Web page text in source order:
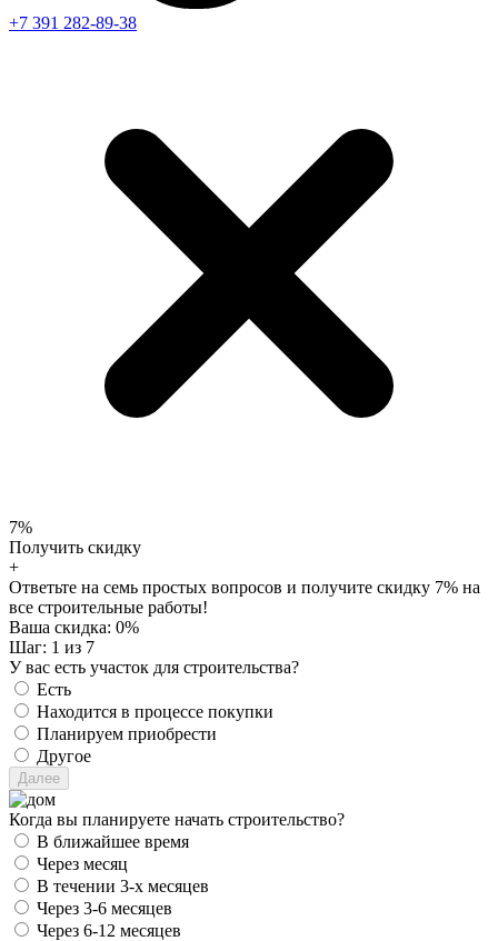
+7 391 282-89-38
7%
Получить скидку
+
Ответьте на семь простых вопросов и получите скидку 7% на
все строительные работы!
Ваша скидка: 0%
Шаг: 1 из 7
У вас есть участок для строительства?
Есть
Находится в процессе покупки
Планируем приобрести
Другое
Когда вы планируете начать строительство?
В ближайшее время
Через месяц
В течении 3-х месяцев
Через 3-6 месяцев
Через 6-12 месяцев